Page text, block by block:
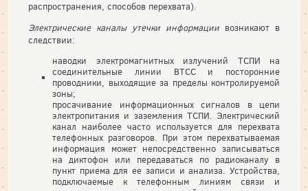
распространения, способов перехвата).
Электрические каналы утечки информации возникают в
следствии:
наводки электромагнитных излучений ТСПИ на
соединительные линии ВТСС и посторонние
проводники, выходящие за пределы контролируемой
зоны;
просачивание информационных сигналов в цепи
электропитания и заземления ТСПИ. Электрический
канал наиболее часто используется для перехвата
телефонных разговоров. При этом перехватываемая
информация может непосредственно записываться
на диктофон или передаваться по радиоканалу в
пункт приема для ее записи и анализа. Устройства,
подключаемые к телефонным линиям связи и